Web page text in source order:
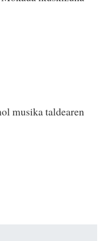
musika taldearen